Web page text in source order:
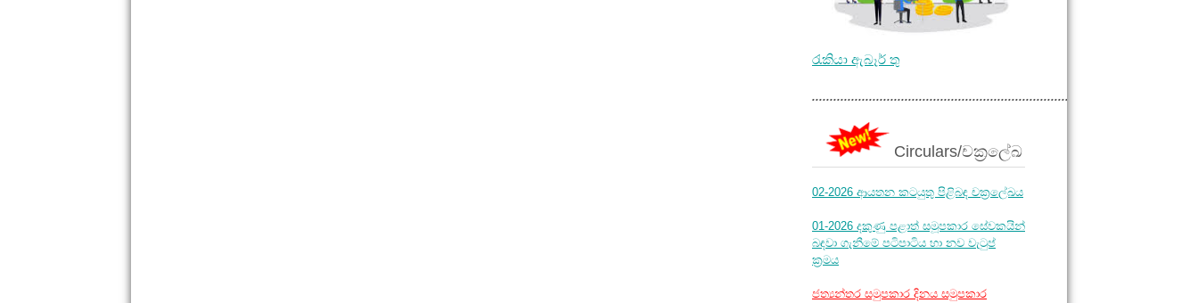
රැකියා ඇබෑර් තු
.............................................................................
Circulars/චක්‍රලේඛ
02-2026 ආයතන කටයුතු පිළිබඳ චක්‍රලේඛය
01-2026 දකුණු පළාත් සමූපකාර සේවකයින්
බඳවා ගැනීමේ පටිපාටිය හා නව වැටුප්
ක්‍රමය
ජත්‍යන්තර සමුපකාර දිනය සමුපකාර